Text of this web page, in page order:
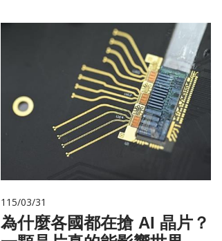
115/03/31
為什麼各國都在搶 AI 晶片？